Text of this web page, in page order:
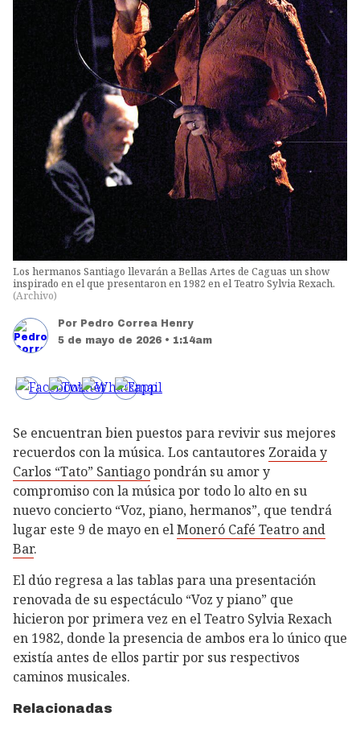
Los hermanos Santiago llevarán a Bellas Artes de Caguas un show
inspirado en el que presentaron en 1982 en el Teatro Sylvia Rexach.
(Archivo)
Por Pedro Correa Henry
5 de mayo de 2026 • 1:14am
Se encuentran bien puestos para revivir sus mejores
recuerdos con la música. Los cantautores Zoraida y
Carlos “Tato” Santiagopondrán su amor y
compromiso con la música por todo lo alto en su
nuevo concierto “Voz, piano, hermanos”, que tendrá
lugar este 9 de mayo en elMoneró Café Teatro and
Bar.
El dúo regresa a las tablas para una presentación
renovada de su espectáculo “Voz y piano” que
hicieron por primera vez en el Teatro Sylvia Rexach
en 1982, donde la presencia de ambos era lo único que
existía antes de ellos partir por sus respectivos
caminos musicales.
Relacionadas